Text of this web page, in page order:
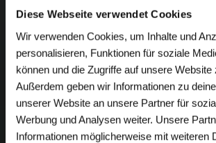
Diese Webseite verwendet Cookies
Wir verwenden Cookies, um Inhalte und
personalisieren, Funktionen für soziale
können und die Zugriffe auf unsere Website
Außerdem geben wir Informationen zu
unserer Website an unsere Partner für
Werbung und Analysen weiter. Unsere
Informationen möglicherweise mit weiteren